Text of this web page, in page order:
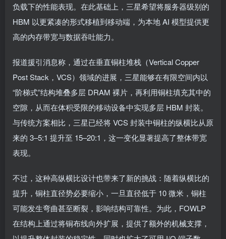
负载下的性能表现。在此基础上，三星希望将服务器级别的
HBM 以更紧凑的形式移植到移动端，为本地 AI 模型提供更
高的内存带宽与数据吞吐能力。
报道援引消息称，通过在垂直铜柱堆栈（Vertical Copper
Post Stack，VCS）领域的进展，三星能够在有限空间内以
“阶梯式”结构堆叠多层 DRAM 裸片，再利用铜柱填充其中的
空隙，从而在体积受限的移动设备中实现多层 HBM 封装。
与传统方案相比，三星已经将 VCS 封装中铜柱的纵横比从原
来的 3–5:1 提升至 15–20:1，这一变化显著提高了整体带宽
表现。
不过，这种高纵横比设计也带来了新的挑战：随着纵横比的
提升，铜柱直径势必要缩小，一旦直径低于 10 微米，铜柱
可能发生弯曲甚至断裂，影响结构可靠性。为此，FOWLP
在结构上通过将铜布线向外扩展，提供了额外的机械支撑，